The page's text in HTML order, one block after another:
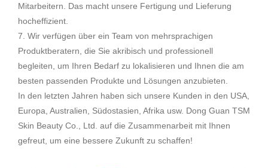
Mitarbeitern. Das macht unsere Fertigung und Lieferung
hocheffizient.
7. Wir verfügen über ein Team von mehrsprachigen
Produktberatern, die Sie akribisch und professionell
begleiten, um Ihren Bedarf zu lokalisieren und Ihnen die am
besten passenden Produkte und Lösungen anzubieten.
In den letzten Jahren haben sich unsere Kunden in den USA,
Europa, Australien, Südostasien, Afrika usw. Dong Guan TSM
Skin Beauty Co., Ltd. auf die Zusammenarbeit mit Ihnen
gefreut, um eine bessere Zukunft zu schaffen!